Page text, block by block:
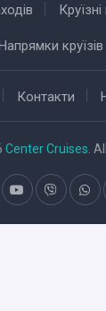
круїзів
Контакти
Center Cruises .